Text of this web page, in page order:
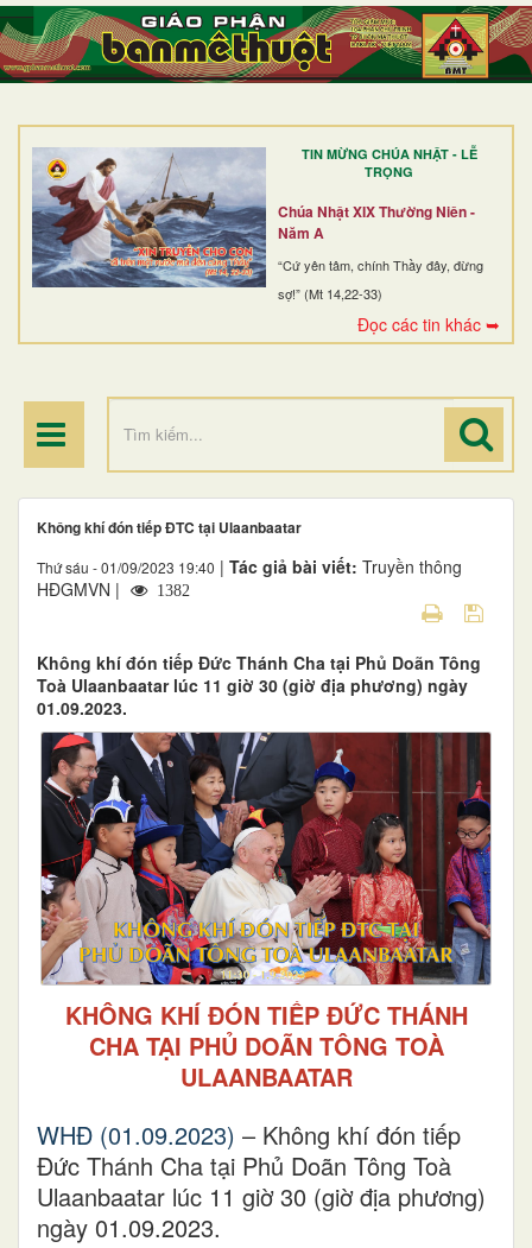
TIN MỪNG CHÚA NHẬT - LỄ
TRỌNG
Chúa Nhật XIX Thường Niên -
Năm A
“Cứ yên tâm, chính Thầy đây, đừng
sợ!” (Mt 14,22-33)
Đọc các tin khác ➥
TRANG NHẤT
GIỚI THIỆU
DÒNG TU
BAN MỤC VỤ
ĐOÀN THỂ CG
ĐIỂM HÀNH HƯƠNG
Không khí đón tiếp ĐTC tại Ulaanbaatar
Thứ sáu - 01/09/2023 19:40 | Tác giả bài viết: Truyền thông
HĐGMVN |
1382
Không khí đón tiếp Đức Thánh Cha tại Phủ Doãn Tông
Toà Ulaanbaatar lúc 11 giờ 30 (giờ địa phương) ngày
01.09.2023.
KHÔNG KHÍ ĐÓN TIẾP ĐỨC THÁNH
CHA TẠI PHỦ DOÃN TÔNG TOÀ
ULAANBAATAR
WHĐ (01.09.2023) – Không khí đón tiếp
Đức Thánh Cha tại Phủ Doãn Tông Toà
Ulaanbaatar lúc 11 giờ 30 (giờ địa phương)
ngày 01.09.2023.